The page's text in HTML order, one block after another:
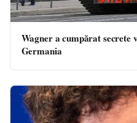
Wagner a cumpărat secrete
Germania